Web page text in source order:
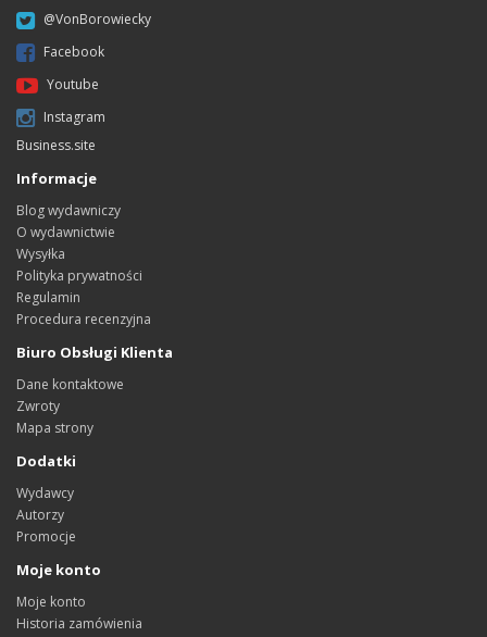
@VonBorowiecky
Facebook
Youtube
Instagram
Business.site
Informacje
Blog wydawniczy
O wydawnictwie
Wysyłka
Polityka prywatności
Regulamin
Procedura recenzyjna
Biuro Obsługi Klienta
Dane kontaktowe
Zwroty
Mapa strony
Dodatki
Wydawcy
Autorzy
Promocje
Moje konto
Moje konto
Historia zamówienia